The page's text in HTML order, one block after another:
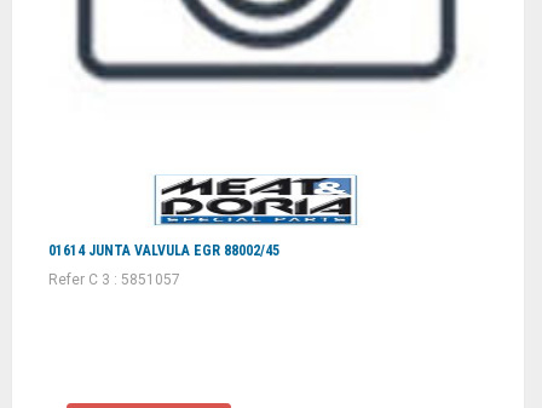
01614 JUNTA VALVULA EGR 88002/45
Refer C 3 : 5851057